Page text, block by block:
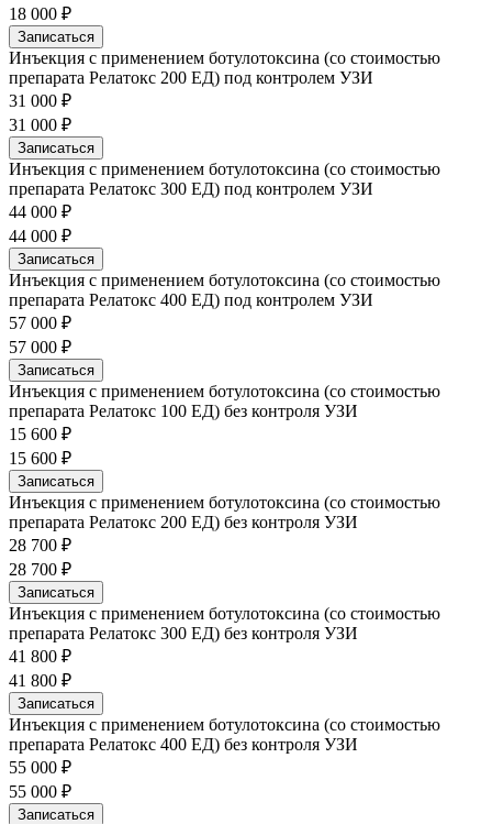
18 000 ₽
Записаться
Инъекция с применением ботулотоксина (со стоимостью
препарата Релатокс 200 ЕД) под контролем УЗИ
31 000 ₽
31 000 ₽
Записаться
Инъекция с применением ботулотоксина (со стоимостью
препарата Релатокс 300 ЕД) под контролем УЗИ
44 000 ₽
44 000 ₽
Записаться
Инъекция с применением ботулотоксина (со стоимостью
препарата Релатокс 400 ЕД) под контролем УЗИ
57 000 ₽
57 000 ₽
Записаться
Инъекция с применением ботулотоксина (со стоимостью
препарата Релатокс 100 ЕД) без контроля УЗИ
15 600 ₽
15 600 ₽
Записаться
Инъекция с применением ботулотоксина (со стоимостью
препарата Релатокс 200 ЕД) без контроля УЗИ
28 700 ₽
28 700 ₽
Записаться
Инъекция с применением ботулотоксина (со стоимостью
препарата Релатокс 300 ЕД) без контроля УЗИ
41 800 ₽
41 800 ₽
Записаться
Инъекция с применением ботулотоксина (со стоимостью
препарата Релатокс 400 ЕД) без контроля УЗИ
55 000 ₽
55 000 ₽
Записаться